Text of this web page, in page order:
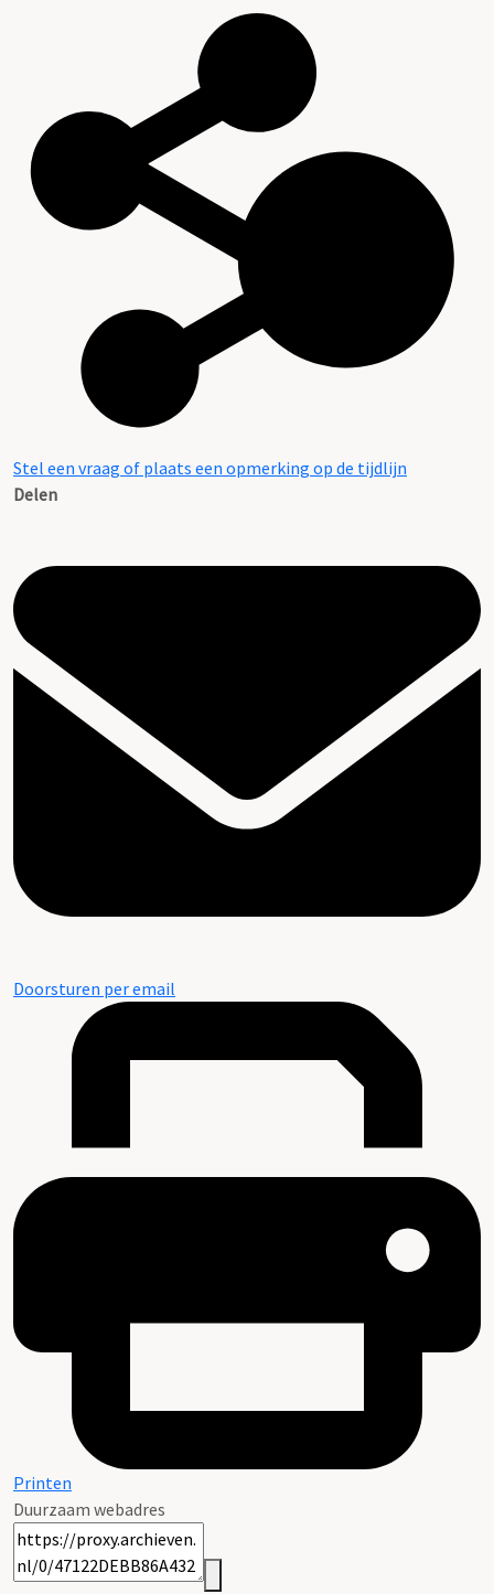
Stel een vraag of plaats een opmerking op de tijdlijn
Delen
Doorsturen per email
Printen
Duurzaam webadres